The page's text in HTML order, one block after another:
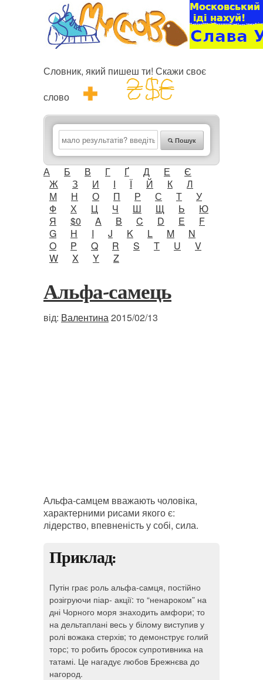
Словник, який пишеш ти! Скажи своє
слово
Пошук
А Б В Г Ґ Д Е
Є
Ж
З И І Ї Й К
Л
М
Н О П Р С Т
У
Ф
Х Ц Ч Ш Щ Ь
Ю
Я
$0 A B C D E
F
G
H I J K L M
N
O
P Q R S T U
V
W
X Y Z
Альфа-самець
від: Валентина2015/02/13
Альфа-самцем вважають чоловіка,
характерними рисами якого є:
лідерство, впевненість у собі, сила.
Приклад:
Путін грає роль альфа-самця, постійно
розігруючи піар- акції: то “ненароком” на
дні Чорного моря знаходить амфори; то
на дельтаплані весь у білому виступив у
ролі вожака стерхів; то демонструє голий
торс; то робить бросок супротивника на
татамі. Це нагадує любов Брежнєва до
нагород.